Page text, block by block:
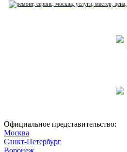
Официальное представительство:
Москва
Санкт-Петербург
Воронеж